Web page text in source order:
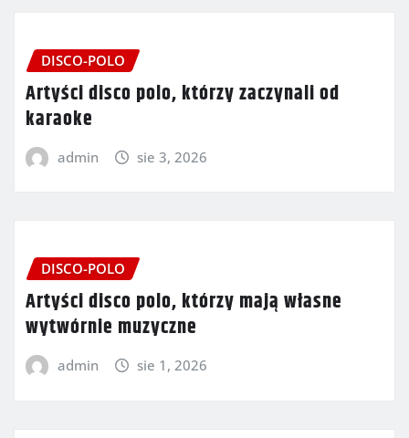
DISCO-POLO
Artyści disco polo, którzy zaczynali od
karaoke
admin sie 3, 2026
DISCO-POLO
Artyści disco polo, którzy mają własne
wytwórnie muzyczne
admin sie 1, 2026